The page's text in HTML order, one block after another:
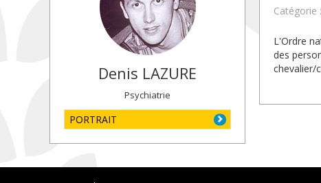
Denis LAZURE
Psychiatrie
PORTRAIT
Catégorie
L'Ordre
des
chevalier/